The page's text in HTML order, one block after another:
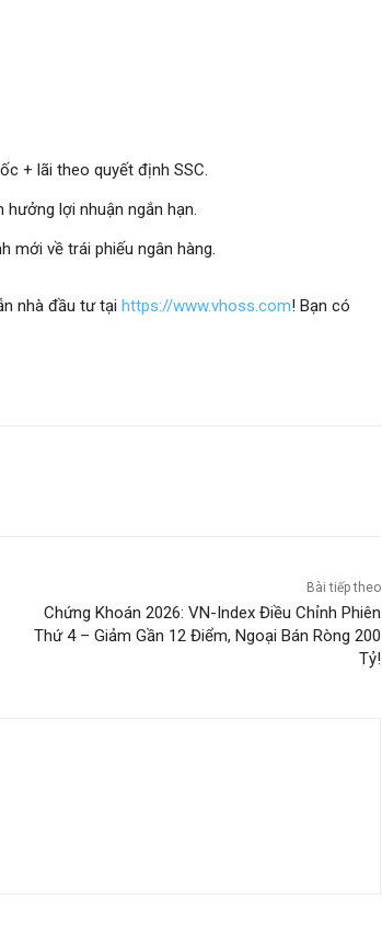
+ lãi theo quyết định SSC.
lợi nhuận ngắn hạn.
mới về trái phiếu ngân hàng.
nhà đầu tư tại https://www.vhoss.com! Bạn có
Bài tiếp theo
Chứng Khoán 2026: VN-Index Điều Chỉnh Phiên
Thứ 4 – Giảm Gần 12 Điểm, Ngoại Bán Ròng 200
Tỷ!